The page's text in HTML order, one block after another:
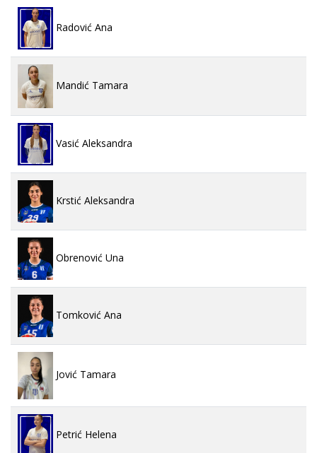
Radović Ana
Mandić Tamara
Vasić Aleksandra
Krstić Aleksandra
Obrenović Una
Tomković Ana
Jović Tamara
Petrić Helena